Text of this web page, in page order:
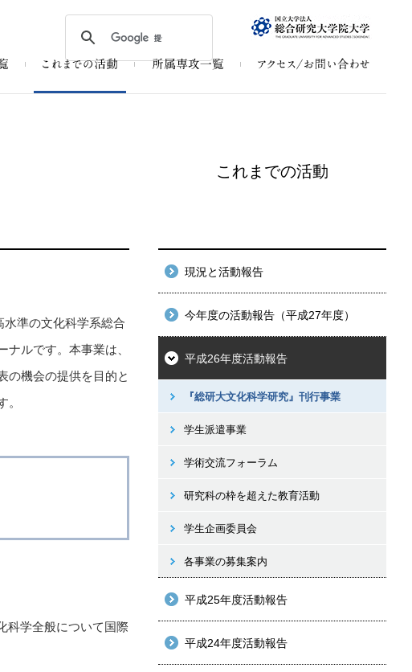
準の文化科学系総合
ルです。本事業は、
の機会の提供を目的と
科学全般について国際
これまでの活動
現況と活動報告
今年度の活動報告（平成27年度）
平成26年度活動報告
『総研大文化科学研究』刊行事業
学生派遣事業
学術交流フォーラム
研究科の枠を超えた教育活動
学生企画委員会
各事業の募集案内
平成25年度活動報告
平成24年度活動報告